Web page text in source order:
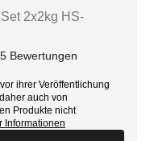
2x2kg HS-
Bewertungen
ihrer Veröffentlichung
auch von
Produkte nicht
Informationen